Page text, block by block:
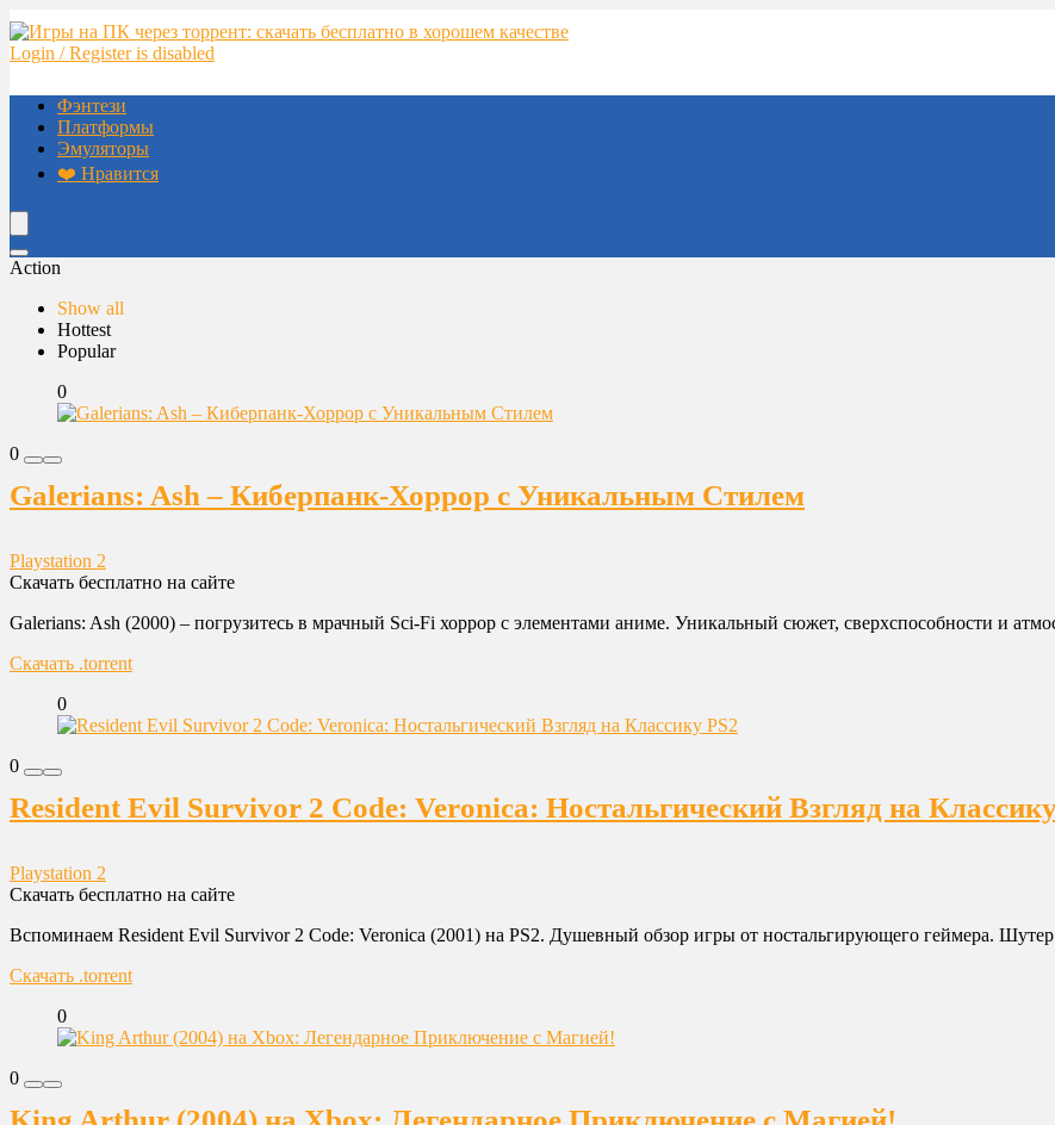
Login / Register is disabled
Фэнтези
Платформы
Эмуляторы
❤️ Нравится
Action
Show all
Hottest
Popular
0
0
Galerians: Ash – Киберпанк-Хоррор с Уникальным Стилем
Playstation 2
Скачать бесплатно на сайте
Galerians: Ash (2000) – погрузитесь в мрачный Sci-Fi хоррор с элементами аниме. Уникальный сюжет, сверхспособности и
Скачать .torrent
0
0
Resident Evil Survivor 2 Code: Veronica: Ностальгический Взгляд на
Playstation 2
Скачать бесплатно на сайте
Вспоминаем Resident Evil Survivor 2 Code: Veronica (2001) на PS2. Душевный обзор игры от ностальгирующего геймера. Шутер
Скачать .torrent
0
0